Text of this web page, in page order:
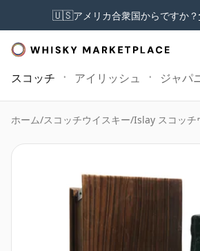
🇺🇸アメリカ合衆国からですか？
スコッチ アイリッシュ ジャパ
ホーム/スコッチウイスキー/Islay スコッチ